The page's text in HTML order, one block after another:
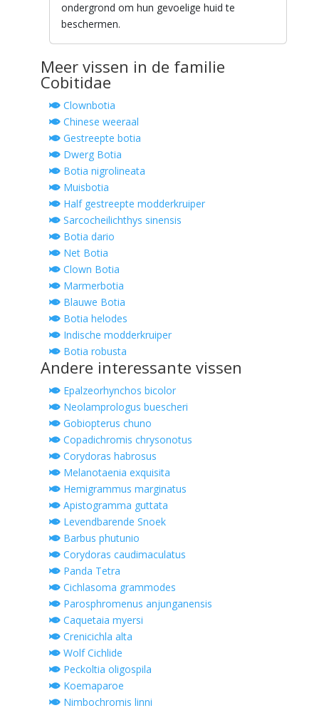
ondergrond om hun gevoelige huid te
beschermen.
Meer vissen in de familie
Cobitidae
Clownbotia
Chinese weeraal
Gestreepte botia
Dwerg Botia
Botia nigrolineata
Muisbotia
Half gestreepte modderkruiper
Sarcocheilichthys sinensis
Botia dario
Net Botia
Clown Botia
Marmerbotia
Blauwe Botia
Botia helodes
Indische modderkruiper
Botia robusta
Andere interessante vissen
Epalzeorhynchos bicolor
Neolamprologus buescheri
Gobiopterus chuno
Copadichromis chrysonotus
Corydoras habrosus
Melanotaenia exquisita
Hemigrammus marginatus
Apistogramma guttata
Levendbarende Snoek
Barbus phutunio
Corydoras caudimaculatus
Panda Tetra
Cichlasoma grammodes
Parosphromenus anjunganensis
Caquetaia myersi
Crenicichla alta
Wolf Cichlide
Peckoltia oligospila
Koemaparoe
Nimbochromis linni